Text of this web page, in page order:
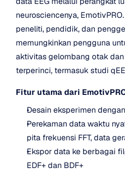
neurosciencenya,
peneliti, pendidik, dan
memungkinkan pengguna
aktivitas gelombang otak
terperinci, termasuk studi
Fitur utama dari
Desain eksperimen
Perekaman data waktu
pita frekuensi FFT, data
Ekspor data ke berbagai
EDF+ dan BDF+